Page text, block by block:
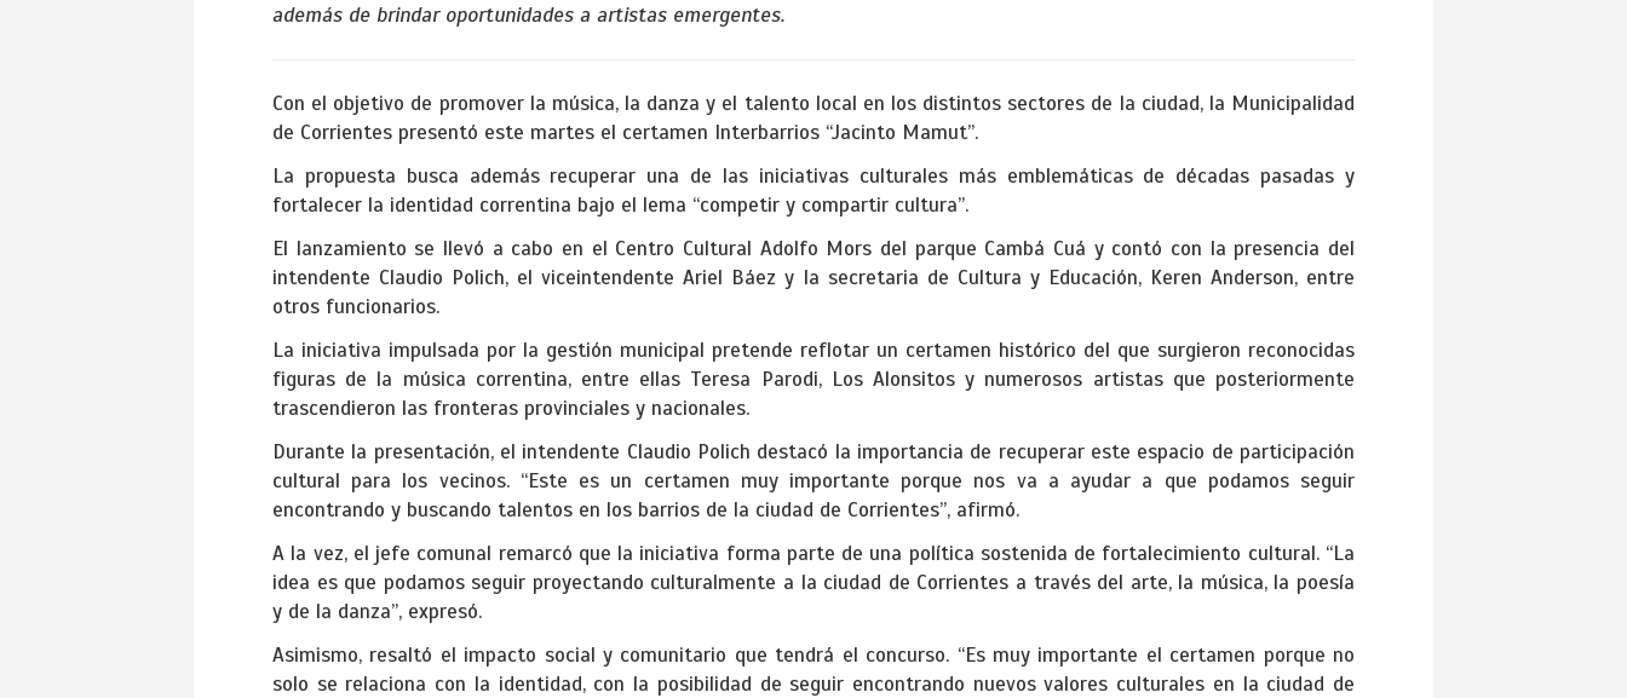
además de brindar oportunidades a artistas emergentes.
Con el objetivo de promover la música, la danza y el talento local en los distintos sectores de la ciudad, la Municipalidad
de Corrientes presentó este martes el certamen Interbarrios “Jacinto Mamut”.
La propuesta busca además recuperar una de las iniciativas culturales más emblemáticas de décadas pasadas y
fortalecer la identidad correntina bajo el lema “competir y compartir cultura”.
El lanzamiento se llevó a cabo en el Centro Cultural Adolfo Mors del parque Cambá Cuá y contó con la presencia del
intendente Claudio Polich, el viceintendente Ariel Báez y la secretaria de Cultura y Educación, Keren Anderson, entre
otros funcionarios.
La iniciativa impulsada por la gestión municipal pretende reflotar un certamen histórico del que surgieron reconocidas
figuras de la música correntina, entre ellas Teresa Parodi, Los Alonsitos y numerosos artistas que posteriormente
trascendieron las fronteras provinciales y nacionales.
Durante la presentación, el intendente Claudio Polich destacó la importancia de recuperar este espacio de participación
cultural para los vecinos. “Este es un certamen muy importante porque nos va a ayudar a que podamos seguir
encontrando y buscando talentos en los barrios de la ciudad de Corrientes”, afirmó.
A la vez, el jefe comunal remarcó que la iniciativa forma parte de una política sostenida de fortalecimiento cultural. “La
idea es que podamos seguir proyectando culturalmente a la ciudad de Corrientes a través del arte, la música, la poesía
y de la danza”, expresó.
Asimismo, resaltó el impacto social y comunitario que tendrá el concurso. “Es muy importante el certamen porque no
solo se relaciona con la identidad, con la posibilidad de seguir encontrando nuevos valores culturales en la ciudad de